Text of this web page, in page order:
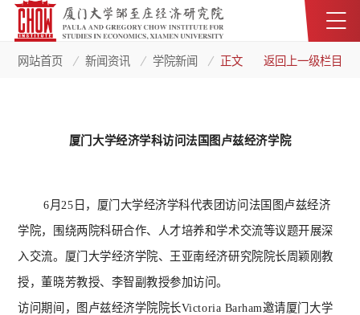
网站首页 新闻资讯 学院新闻 正文 返回上一级栏目
厦门大学经济学科访问法国图卢兹经济学院
6月25日，厦门大学经济学科代表团访问法国图卢兹经济
学院，围绕两院科研合作、人才培养和学术交流等议题开展深
入交流。厦门大学经济学院、王亚南经济研究院院长周颖刚教
授，董晓芳教授、李智副教授参加访问。
访问期间，图卢兹经济学院院长Victoria Barham邀请厦门大学